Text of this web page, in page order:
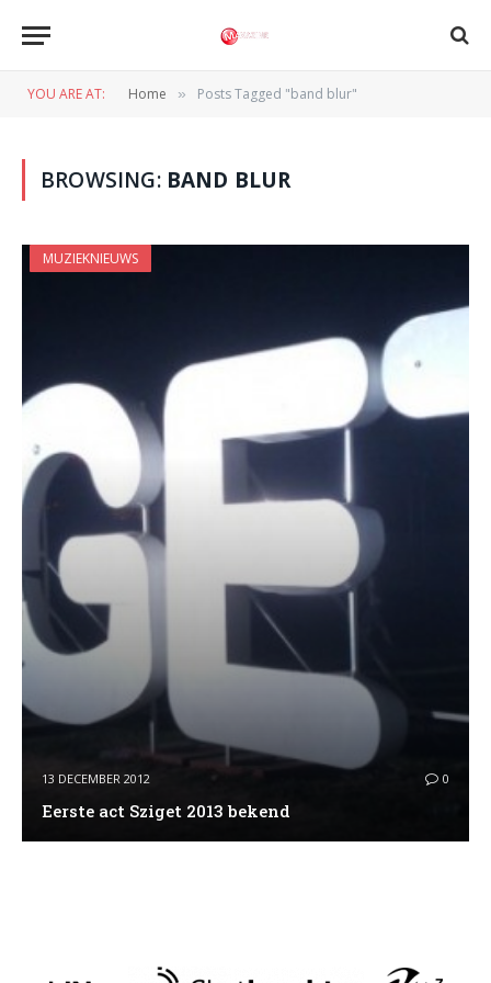
YOU ARE AT: Home » Posts Tagged "band blur"
BROWSING: BAND BLUR
MUZIEKNIEUWS
13 DECEMBER 2012 0
Eerste act Sziget 2013 bekend